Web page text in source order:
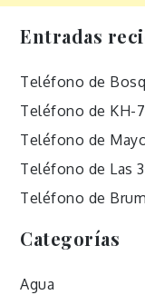
Entradas
Teléfono de
Teléfono de KH-7
Teléfono de
Teléfono de Las
Teléfono de
Categorías
Agua